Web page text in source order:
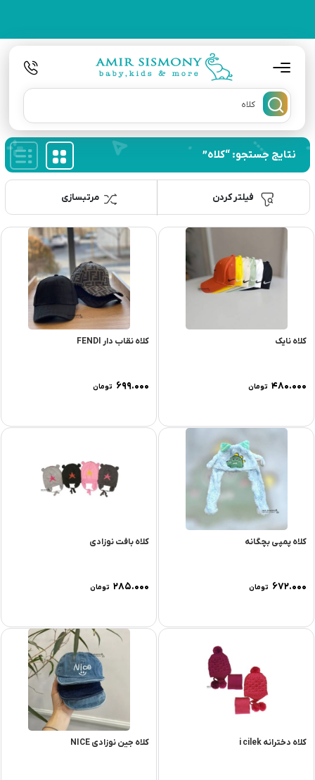
نتایج جستجو: “کلاه”
مرتبسازی فیلتر کردن
کلاه نایک
۴۸۰.۰۰۰ تومان
کلاه نقاب دار FENDI
۶۹۹.۰۰۰ تومان
کلاه پمپی بچگانه
۶۷۲.۰۰۰ تومان
کلاه بافت نوزادی
۲۸۵.۰۰۰ تومان
کلاه دخترانه i cilek کلاه جین نوزادی NICE